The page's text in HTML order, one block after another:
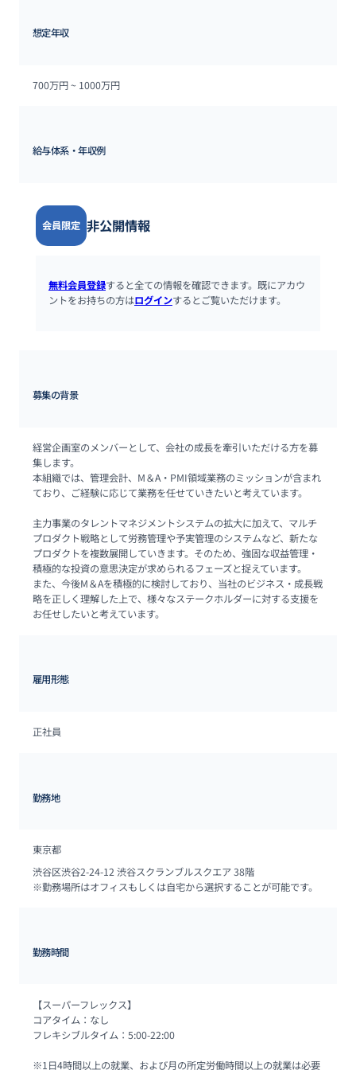
想定年収
700万円 ~ 1000万円
給与体系・年収例
会員限定 非公開情報
無料会員登録すると全ての情報を確認できます。既にアカウ
ントをお持ちの方はログインするとご覧いただけます。
募集の背景
経営企画室のメンバーとして、会社の成長を牽引いただける方を募
集します。
本組織では、管理会計、M＆A・PMI領域業務のミッションが含まれ
ており、ご経験に応じて業務を任せていきたいと考えています。
主力事業のタレントマネジメントシステムの拡大に加えて、マルチ
プロダクト戦略として労務管理や予実管理のシステムなど、新たな
プロダクトを複数展開していきます。そのため、強固な収益管理・
積極的な投資の意思決定が求められるフェーズと捉えています。
また、今後M＆Aを積極的に検討しており、当社のビジネス・成長戦
略を正しく理解した上で、様々なステークホルダーに対する支援を
お任せしたいと考えています。
雇用形態
正社員
勤務地
東京都
渋谷区渋谷2-24-12 渋谷スクランブルスクエア 38階
※勤務場所はオフィスもしくは自宅から選択することが可能です。
勤務時間
【スーパーフレックス】
コアタイム：なし
フレキシブルタイム：5:00-22:00
※1日4時間以上の就業、および月の所定労働時間以上の就業は必要